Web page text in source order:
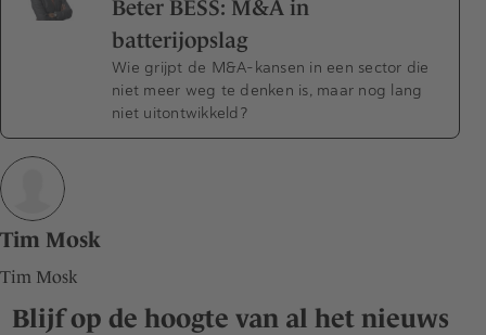
Beter BESS: M&A in
batterijopslag
Wie grijpt de M&A-kansen in een sector die
niet meer weg te denken is, maar nog lang
niet uitontwikkeld?
Tim Mosk
Tim Mosk
Blijf op de hoogte van al het nieuws